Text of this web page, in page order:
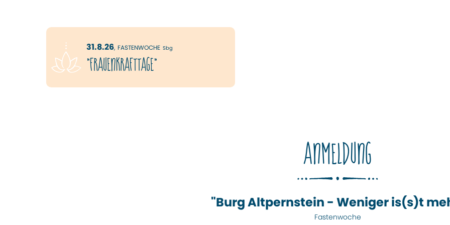
31.8.26, FASTENWOCHE Sbg
"FrauenKRAFTtage"
ANMELDUNG
"Burg Altpernstein - Weniger is(s)t
Fastenwoche